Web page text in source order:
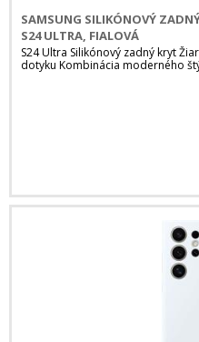
SAMSUNG SILIKÓNOVÝ
S24 ULTRA, FIALOVÁ
S24 Ultra Silikónový zadný kryt
dotyku Kombinácia moderného